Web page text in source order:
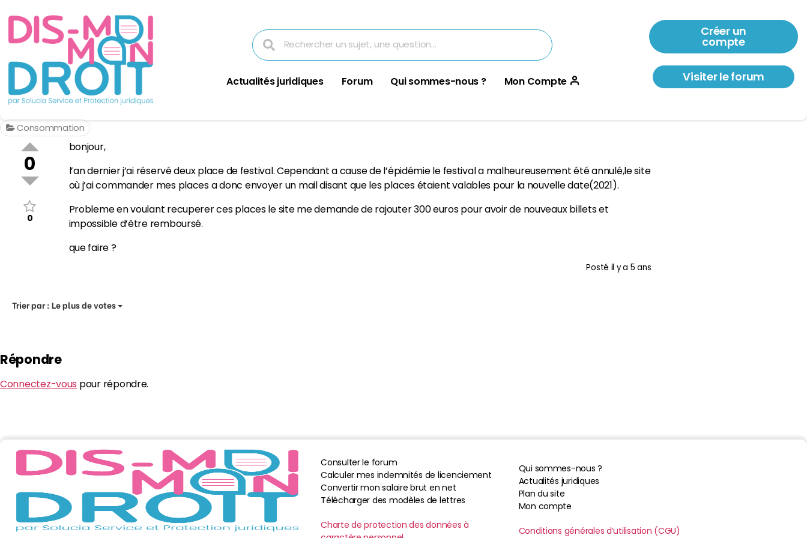
Actualités juridiques Forum Qui sommes-nous ? Mon Compte
Créer un
compte
Visiter le forum
Consommation
0
0
bonjour,
l’an dernier j’ai réservé deux place de festival. Cependant a cause de l’épidémie le festival a malheureusement été annulé,le site
où j’ai commander mes places a donc envoyer un mail disant que les places étaient valables pour la nouvelle date(2021).
Probleme en voulant recuperer ces places le site me demande de rajouter 300 euros pour avoir de nouveaux billets et
impossible d’être remboursé.
que faire ?
Posté il y a 5 ans
Trier par :Le plus de votes
Répondre
Connectez-vous pour répondre.
Consulter le forum
Calculer mes indemnités de licenciement
Convertir mon salaire brut en net
Télécharger des modèles de lettres
Charte de protection des données à
Qui sommes-nous ?
Actualités juridiques
Plan du site
Mon compte
Conditions générales d’utilisation (CGU)